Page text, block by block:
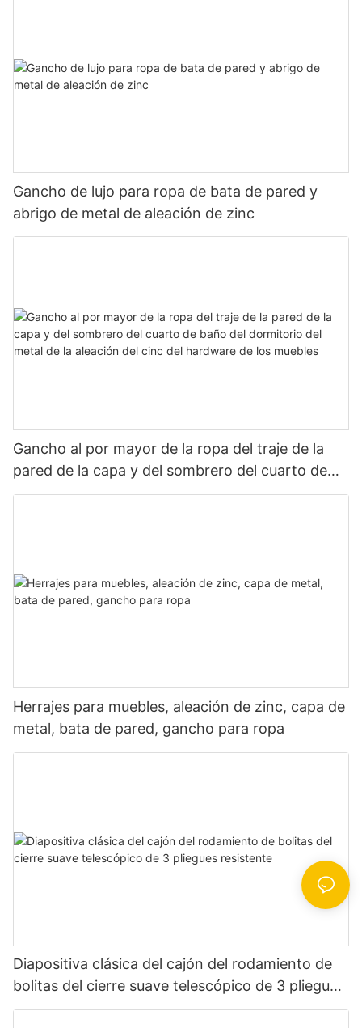
Gancho de lujo para ropa de bata de pared y
abrigo de metal de aleación de zinc
Gancho al por mayor de la ropa del traje de la
pared de la capa y del sombrero del cuarto de
baño del dormitorio del metal de la aleación del
Herrajes para muebles, aleación de zinc, capa de
metal, bata de pared, gancho para ropa
Diapositiva clásica del cajón del rodamiento de
bolitas del cierre suave telescópico de 3 pliegues
resistente